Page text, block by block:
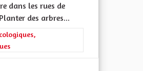
Europe
dans les rues de
des arbres...
: Les transitions énergétiques,